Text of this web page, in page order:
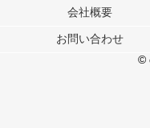
行っています。
メディアや広告配信、データ解
各パートナーは、この情報と
ユーザーが各パートナーのサ
会社概要
お問い合わせ
©